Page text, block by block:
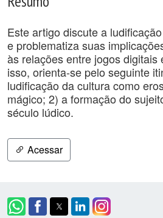
Este artigo discute a
e problematiza suas
às relações entre jogos digitais
isso, orienta-se pelo seguinte
ludificação da cultura como
mágico; 2) a formação do
século lúdico.
Acessar